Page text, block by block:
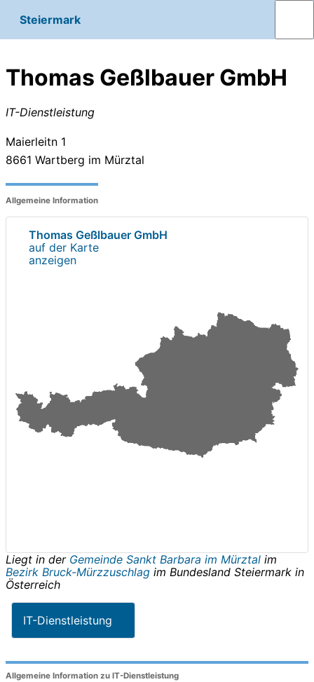
Steiermark
Thomas Geßlbauer GmbH
IT-Dienstleistung
Maierleitn 1
8661 Wartberg im Mürztal
Allgemeine Information
Thomas Geßlbauer GmbH
auf der Karte
anzeigen
Liegt in der Gemeinde Sankt Barbara im Mürztal im
Bezirk Bruck-Mürzzuschlag im Bundesland Steiermark in
Österreich
IT-Dienstleistung
Allgemeine Information zu IT-Dienstleistung